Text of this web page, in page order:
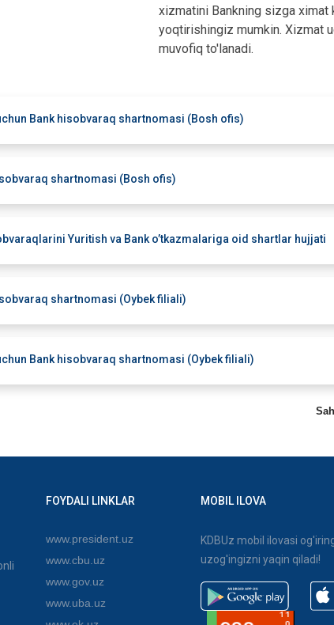
xizmatini Bankning sizga ximat
yoqtirishingiz mumkin. Xizmat
muvofiq to'lanadi.
Bank hisobvaraq shartnomasi (Bosh ofis)
shartnomasi (Bosh ofis)
Yuritish va Bank o’tkazmalariga oid shartlar hujjati
shartnomasi (Oybek filiali)
Bank hisobvaraq shartnomasi (Oybek filiali)
FOYDALI LINKLAR
www.president.uz
www.cbu.uz
www.gov.uz
www.uba.uz
MOBIL ILOVA
KDBUz mobil ilovasi
uzog'ingizni yaqin qiladi!